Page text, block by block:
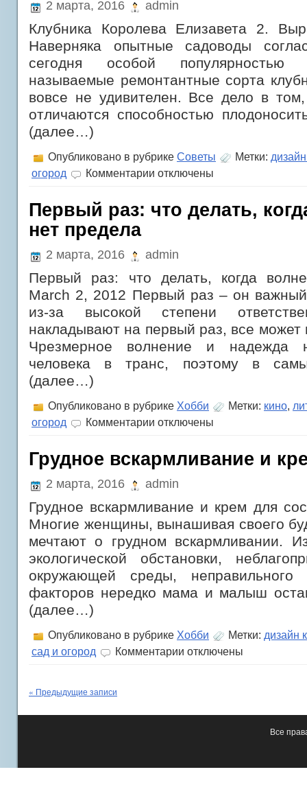
2 марта, 2016 admin
Клубника Королева Елизавета 2.
Наверняка опытные садоводы
сегодня особой популярностью
называемые ремонтантные сорта
вовсе не удивителен. Все дело в
отличаются способностью
(далее…)
Опубликовано в рубрике Советы Метки:
огород
Комментарии
Елизавета
уход
отключены
Первый раз: что делать,
нет предела
2 марта, 2016 admin
Первый раз: что делать, когда
March 2, 2012 Первый раз – он
из-за высокой степени
накладывают на первый раз, все может
Чрезмерное волнение и надежда
человека в транс, поэтому в
(далее…)
Опубликовано в рубрике Хобби Метки: кино,
огород
Комментарии
что
когда
нет
отключены
Грудное вскармливание и
2 марта, 2016 admin
Грудное вскармливание и крем для
Многие женщины, вынашивая своего
мечтают о грудном вскармливании.
экологической обстановки,
окружающей среды,
факторов нередко мама и малыш
(далее…)
Опубликовано в рубрике Хобби Метки: дизайн
сад и огород
Комментарии
для
отключены
« Предыдущие записи
Все